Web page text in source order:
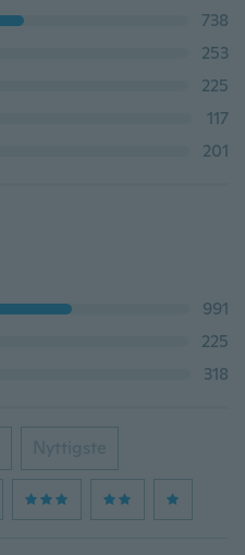
738
253
225
117
201
991
225
318
Nyttigste